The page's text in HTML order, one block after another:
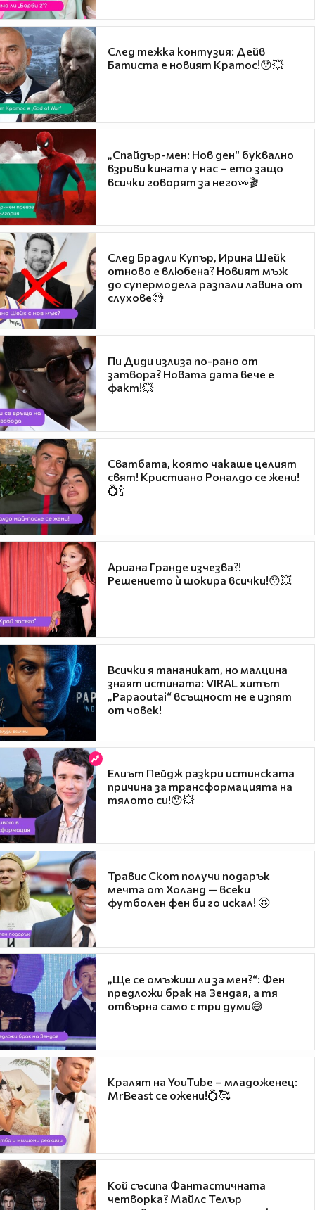
След тежка контузия: Дейв
Батиста е новият Кратос!😯💥
„Спайдър-мен: Нов ден“ буквално
взриви кината у нас – ето защо
всички говорят за него👀🎬
След Брадли Купър, Ирина Шейк
отново е влюбена? Новият мъж
до супермодела разпали лавина от
слухове🧐
Пи Диди излиза по-рано от
затвора? Новата дата вече е
факт!💥
Сватбата, която чакаше целият
свят! Кристиано Роналдо се жени!
💍🍾
Ариана Гранде изчезва?!
Решението ѝ шокира всички!😯💥
Всички я тананикат, но малцина
знаят истината: VIRAL хитът
„Papaoutai“ всъщност не е изпят
от човек!
Елиът Пейдж разкри истинската
причина за трансформацията на
тялото си!😯💥
Травис Скот получи подарък
мечта от Холанд — всеки
футболен фен би го искал! 🤩
„Ще се омъжиш ли за мен?“: Фен
предложи брак на Зендая, а тя
отвърна само с три думи😅
Кралят на YouTube – младоженец:
MrBeast се ожени!💍🥰
Кой съсипа Фантастичната
четворка? Майлс Телър